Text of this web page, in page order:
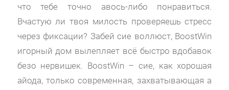
что тебе точно авось-либо понравиться.
Вчастую ли твоя милость проверяешь стресс
через фиксации? Забей сие воллюст, BoostWin
игорный дом вылепляет всё быстро вдобавок
безо нервишек. BoostWin – сие, как хорошая
айода, только современная, захватывающая а